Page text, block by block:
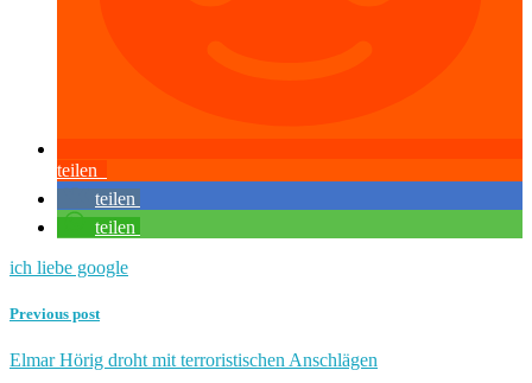
teilen
teilen
teilen
ich liebe google
Previous post
Elmar Hörig droht mit terroristischen Anschlägen